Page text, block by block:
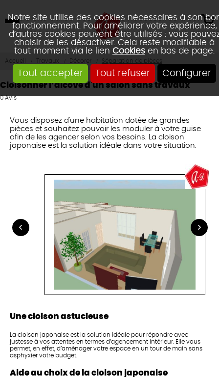
Notre site utilise des cookies nécessaires à son
fonctionnement. Pour améliorer votre expérience,
d’autres cookies peuvent être utilisés : vous
choisir de les désactiver. Cela reste modifiable à
tout moment via le lien Cookies en bas de page.
Tout accepter Tout refuser Configurer
Accueil Travaux Décorer Séparation de pièces
Cloisonner l’alcôve d'un salon sans travaux
0Avis
Vous disposez d'une habitation dotée de grandes
pièces et souhaitez pouvoir les moduler à votre guise
afin de les agencer selon vos besoins. La cloison
japonaise est la solution idéale dans votre situation.
Une cloison astucieuse
La cloison japonaise est la solution idéale pour répondre avec
justesse à vos attentes en termes d’agencement intérieur. Elle vous
permet, en effet, d’aménager votre espace en un tour de main sans
asphyxier votre budget.
Aide au choix de la cloison japonaise